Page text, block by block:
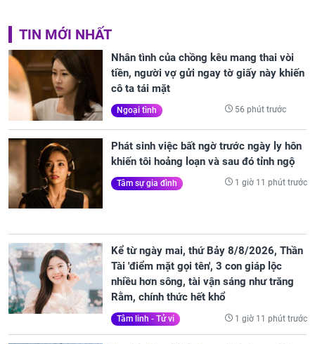
TIN MỚI NHẤT
Nhân tình của chồng kêu mang thai vòi
tiền, người vợ gửi ngay tờ giấy này khiến
cô ta tái mặt
Ngoại tình 56 phút trước
Phát sinh việc bất ngờ trước ngày ly hôn
khiến tôi hoảng loạn và sau đó tỉnh ngộ
Tâm sự gia đình 1 giờ 11 phút trước
Kể từ ngày mai, thứ Bảy 8/8/2026, Thần
Tài 'điểm mặt gọi tên', 3 con giáp lộc
nhiều hơn sông, tài vận sáng như trăng
Rằm, chính thức hết khổ
Tâm linh - Tử vi 1 giờ 11 phút trước